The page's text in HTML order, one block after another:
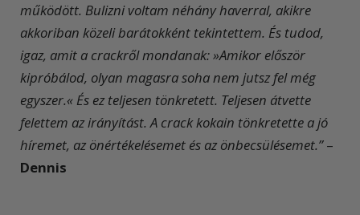
működött. Bulizni voltam néhány haverral, akikre
akkoriban közeli barátokként tekintettem. És tudod,
igaz, amit a crackről mondanak: »Amikor először
kipróbálod, olyan magasra soha nem jutsz fel még
egyszer.« És ez teljesen tönkretett. Teljesen átvette
felettem az irányítást. A crack kokain tönkretette a jó
híremet, az önértékelésemet és az önbecsülésemet.”–
Dennis